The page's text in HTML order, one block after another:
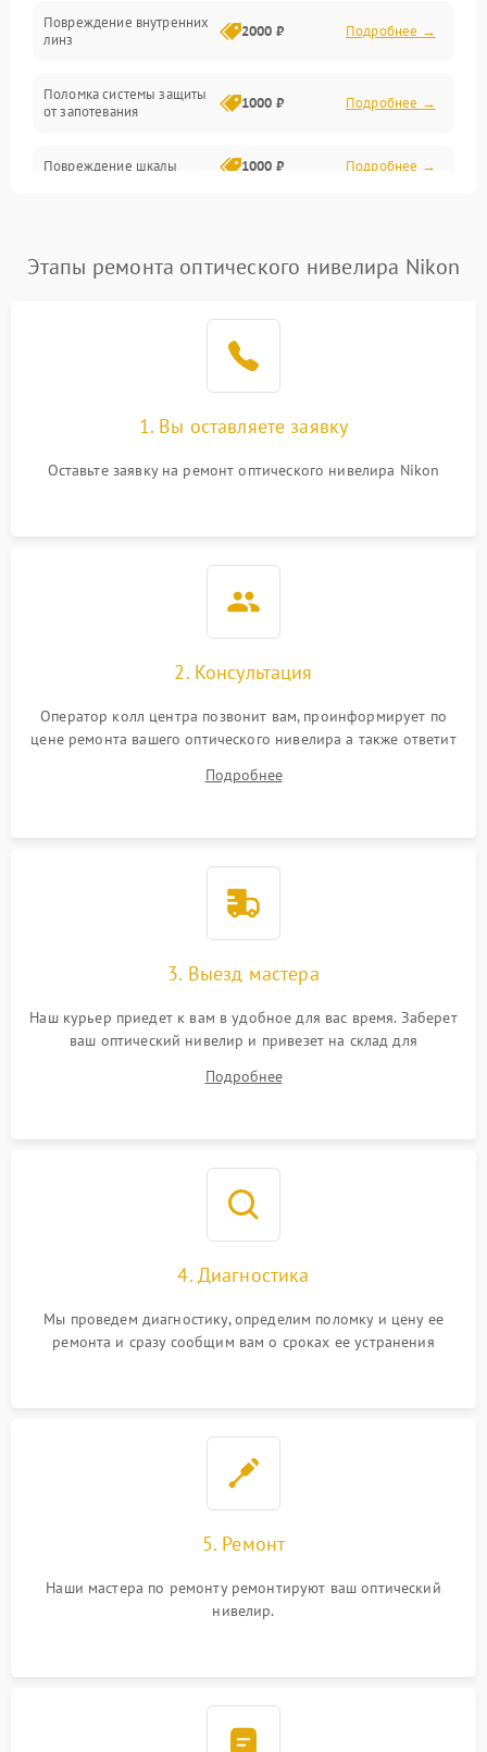
Повреждение внутренних
линз
2000 ₽ Подробнее →
Поломка системы защиты
от запотевания
1000 ₽ Подробнее →
Повреждение шкалы 1000 ₽ Подробнее →
Запотевание линз 3000 ₽ Подробнее →
Искажение изображения 2000 ₽
Этапы ремонта оптического нивелира Nikon
1. Вы оставляете заявку
Оставьте заявку на ремонт оптического нивелира Nikon
2. Консультация
Оператор колл центра позвонит вам, проинформирует по
цене ремонта вашего оптического нивелира а также ответит
Подробнее
3. Выезд мастера
Наш курьер приедет к вам в удобное для вас время. Заберет
ваш оптический нивелир и привезет на склад для
Подробнее
4. Диагностика
Мы проведем диагностику, определим поломку и цену ее
ремонта и сразу сообщим вам о сроках ее устранения
5. Ремонт
Наши мастера по ремонту ремонтируют ваш оптический
нивелир.